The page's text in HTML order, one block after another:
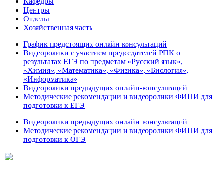
Центры
Отделы
Хозяйственная часть
График предстоящих онлайн консультаций
Видеоролики с участием председателей РПК о
результатах ЕГЭ по предметам «Русский язык»,
«Химия», «Математика», «Физика», «Биология»,
«Информатика»
Видеоролики предыдущих онлайн-консультаций
Методические рекомендации и видеоролики ФИПИ для
подготовки к ЕГЭ
Видеоролики предыдущих онлайн-консультаций
Методические рекомендации и видеоролики ФИПИ для
подготовки к ОГЭ